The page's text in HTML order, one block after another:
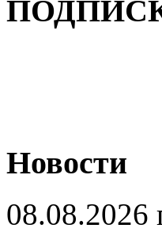
Новости
08.08.2026